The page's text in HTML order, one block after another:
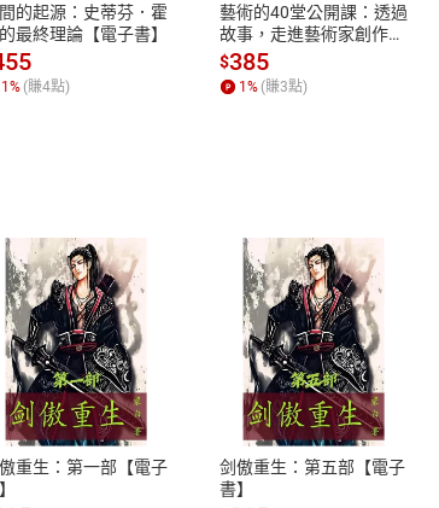
、AFTEE
退換貨規範
本店是否提供消費者保護法七日猶
之權利，遽消費者保護法及通訊交
除權合理例外情事適用準則，依商
的起源：史蒂芬．霍
最終理論【電子書】
1 % (賺4點)
藝術的40堂公開課：透過
故事，走進藝術家創作現
場，看藝術如何誕生、如
何形塑人類生活【電子
書】
$385
1 % (賺3點)
重生：第一部【電子
剑傲重生：第五部【電子
書】